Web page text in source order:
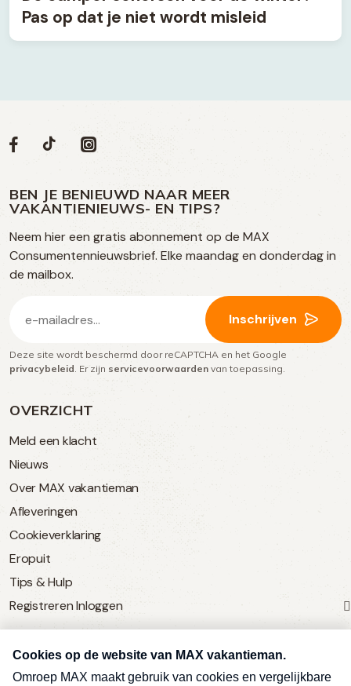
Pas op dat je niet wordt misleid
OVERZICHT
Meld een klacht
Nieuws
Over MAX vakantieman
Afleveringen
Cookieverklaring
Eropuit
Tips & Hulp
Registreren Inloggen
SERVICE
Over Omroep MAX
Volg
op
social
media
Social
Volg
op
Facebook
Volg
op
TikTok
Volg
op
Instagram
BEN JE BENIEUWD NAAR MEER
VAKANTIENIEUWS- EN TIPS?
Neem hier een gratis abonnement op de MAX
Consumentennieuwsbrief. Elke maandag en donderdag in
de mailbox.
mailadres
(Vereist)
Inschrijven
Deze site wordt beschermd door reCAPTCHA en het Google
privacybeleid . Er zijn servicevoorwaarden van toepassing.